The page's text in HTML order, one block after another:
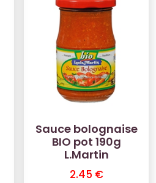
Sauce bolognaise
BIO pot 190g
L.Martin
2.45 €